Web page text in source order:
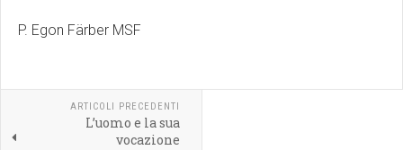
P. Egon Färber MSF
ARTICOLI PRECEDENTI
L’uomo e la sua
vocazione